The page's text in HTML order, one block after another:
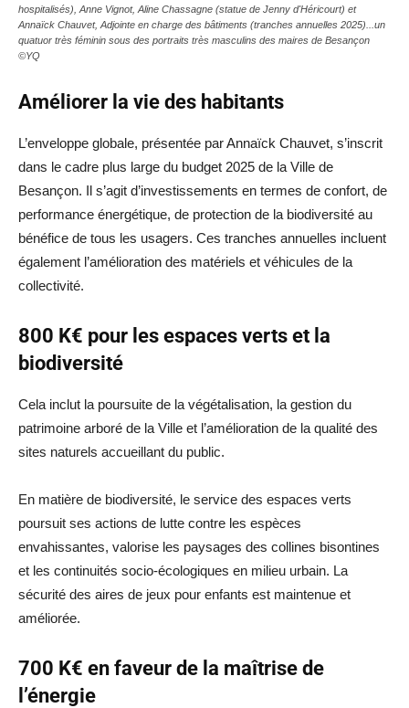
hospitalisés), Anne Vignot, Aline Chassagne (statue de Jenny d'Héricourt) et
Annaïck Chauvet, Adjointe en charge des bâtiments (tranches annuelles 2025)...un
quatuor très féminin sous des portraits très masculins des maires de Besançon
©YQ
Améliorer la vie des habitants
L’enveloppe globale, présentée par Annaïck Chauvet, s’inscrit
dans le cadre plus large du budget 2025 de la Ville de
Besançon. Il s’agit d’investissements en termes de confort, de
performance énergétique, de protection de la biodiversité au
bénéfice de tous les usagers. Ces tranches annuelles incluent
également l’amélioration des matériels et véhicules de la
collectivité.
800 K€ pour les espaces verts et la
biodiversité
Cela inclut la poursuite de la végétalisation, la gestion du
patrimoine arboré de la Ville et l’amélioration de la qualité des
sites naturels accueillant du public.
En matière de biodiversité, le service des espaces verts
poursuit ses actions de lutte contre les espèces
envahissantes, valorise les paysages des collines bisontines
et les continuités socio-écologiques en milieu urbain. La
sécurité des aires de jeux pour enfants est maintenue et
améliorée.
700 K€ en faveur de la maîtrise de
l’énergie